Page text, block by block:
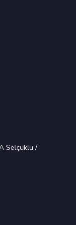
Selçuklu /